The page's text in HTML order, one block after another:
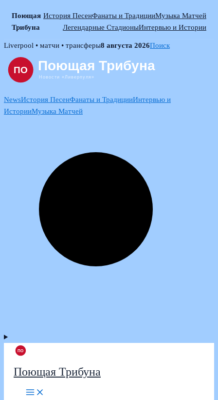
Поющая
Трибуна
История ПесенФанаты и ТрадицииМузыка Матчей
Легендарные СтадионыИнтервью и Истории
Skip
content
Liverpool • матчи • трансферы8 августа 2026Поиск
NewsИстория ПесенФанаты и ТрадицииИнтервью и
ИсторииМузыка Матчей
Поющая Трибуна